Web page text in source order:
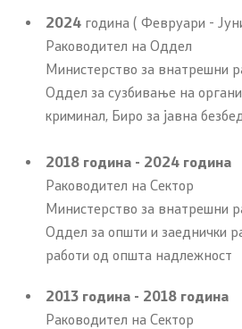
Подзаконски акти
Стратегии
Органограм
Комисија за оружје
Линкови
Институции
2024 година ( Февруари -
Раководител на Оддел
Министерство за внатрешни
Оддел за сузбивање на
криминал, Биро за јавна
2018 година - 2024 година
Раководител на Сектор
Министерство за внатрешни
Оддел за општи и заеднички
работи од општа надлежност
2013 година - 2018 година
Раководител на Сектор